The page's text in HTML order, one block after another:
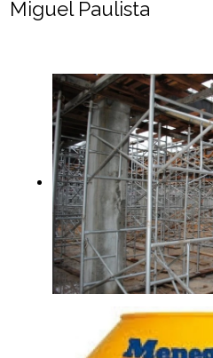
Miguel Paulista